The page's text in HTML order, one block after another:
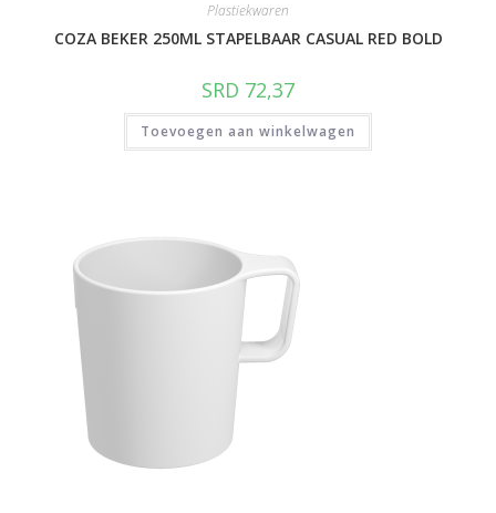
Plastiekwaren
COZA BEKER 250ML STAPELBAAR CASUAL RED BOLD
SRD 72,37
Toevoegen aan winkelwagen